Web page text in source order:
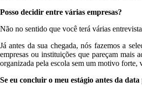
Posso decidir entre várias empresas?
Não no sentido que você terá várias
Já antes da sua chegada, nós fazemos a
empresas ou instituições que pareçam mais
organizada pela escola sem um motivo forte,
Se eu concluir o meu estágio antes da